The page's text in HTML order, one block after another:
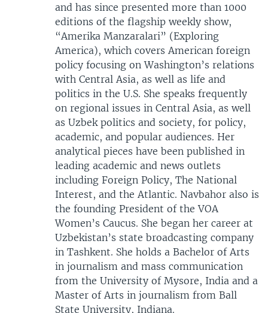
and has since presented more than 1000
editions of the flagship weekly show,
“Amerika Manzaralari” (Exploring
America), which covers American foreign
policy focusing on Washington’s relations
with Central Asia, as well as life and
politics in the U.S. She speaks frequently
on regional issues in Central Asia, as well
as Uzbek politics and society, for policy,
academic, and popular audiences. Her
analytical pieces have been published in
leading academic and news outlets
including Foreign Policy, The National
Interest, and the Atlantic. Navbahor also is
the founding President of the VOA
Women’s Caucus. She began her career at
Uzbekistan’s state broadcasting company
in Tashkent. She holds a Bachelor of Arts
in journalism and mass communication
from the University of Mysore, India and a
Master of Arts in journalism from Ball
State University, Indiana.